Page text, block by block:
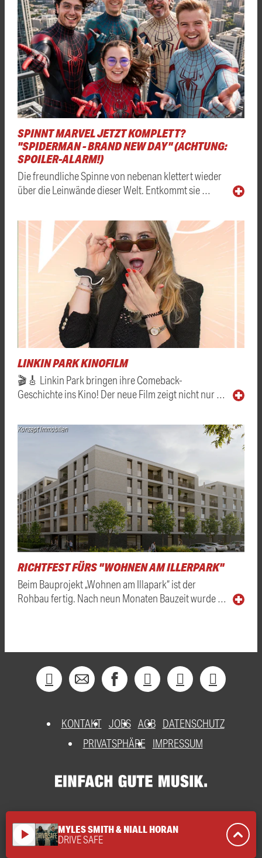
SPINNT MARVEL JETZT KOMPLETT?
"SPIDERMAN - BRAND NEW DAY" (ACHTUNG:
SPOILER-ALARM!)
Die freundliche Spinne von nebenan klettert wieder
über die Leinwände dieser Welt. Entkommt sie …
LINKIN PARK KINOFILM
🎬🎸 Linkin Park bringen ihre Comeback-
Geschichte ins Kino! Der neue Film zeigt nicht nur …
Konzept Immobilien
RICHTFEST FÜRS "WOHNEN AM ILLERPARK"
Beim Bauprojekt „Wohnen am Illapark“ ist der
Rohbau fertig. Nach neun Monaten Bauzeit wurde …
KONTAKT JOBS AGB DATENSCHUTZ
PRIVATSPHÄRE
IMPRESSUM
play_arrow MYLES SMITH & NIALL HORAN
DRIVE SAFE